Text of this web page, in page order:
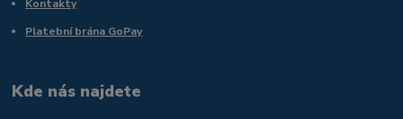
Kontakty
Platební brána GoPay
Kde nás najdete